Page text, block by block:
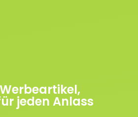
jeden Anlass